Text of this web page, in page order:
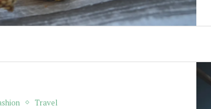
Travel